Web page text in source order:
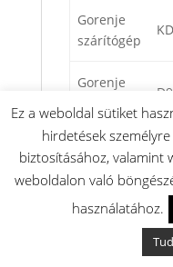
Gorenje
szárítógép
Gorenje
szárítógép
Gorenje
szárítógép
Gorenje
Ez a weboldal sütiket
hirdetések
biztosításához, valamint
weboldalon való
használatához.